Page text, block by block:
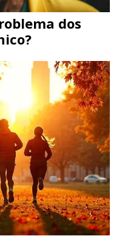
dos